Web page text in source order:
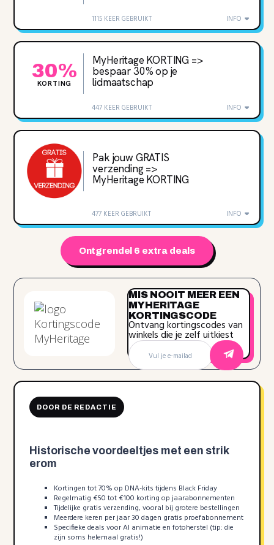
1115 KEER GEBRUIKT INFO
30%
KORTING
MyHeritage KORTING =>
bespaar 30% op je
lidmaatschap
447 KEER GEBRUIKT INFO
Pak jouw GRATIS
verzending =>
MyHeritage KORTING
477 KEER GEBRUIKT INFO
Ontgrendel 6 extra deals
MIS NOOIT MEER EEN
MYHERITAGE
KORTINGSCODE
Ontvang kortingscodes van
winkels die je zelf uitkiest
DOOR DE REDACTIE
Historische voordeeltjes met een strik
erom
Kortingen tot 70% op DNA-kits tijdens Black Friday
Regelmatig €50 tot €100 korting op jaarabonnementen
Tijdelijke gratis verzending, vooral bij grotere bestellingen
Meerdere keren per jaar 30 dagen gratis proefabonnement
Specifieke deals voor AI animatie en fotoherstel (tip: die
zijn soms helemaal gratis!)